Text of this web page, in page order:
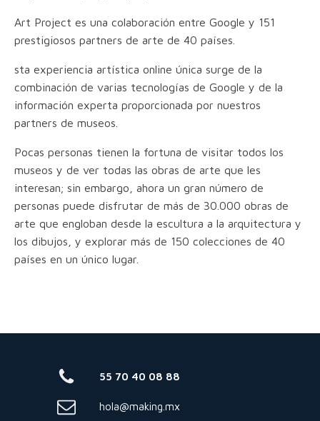
Art Project es una colaboración entre Google y 151
prestigiosos partners de arte de 40 países.
sta experiencia artística online única surge de la
combinación de varias tecnologías de Google y de la
información experta proporcionada por nuestros
partners de museos.
Pocas personas tienen la fortuna de visitar todos los
museos y de ver todas las obras de arte que les
interesan; sin embargo, ahora un gran número de
personas puede disfrutar de más de 30.000 obras de
arte que engloban desde la escultura a la arquitectura y
los dibujos, y explorar más de 150 colecciones de 40
países en un único lugar.
55 70 40 08 88
hola@making.mx